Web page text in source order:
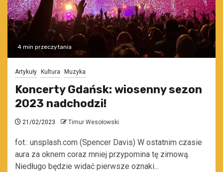
4 min przeczytania
Artykuły Kultura Muzyka
Koncerty Gdańsk: wiosenny sezon
2023 nadchodzi!
21/02/2023 Timur Wesołowski
fot.: unsplash.com (Spencer Davis) W ostatnim czasie
aura za oknem coraz mniej przypomina tę zimową.
Niedługo będzie widać pierwsze oznaki...